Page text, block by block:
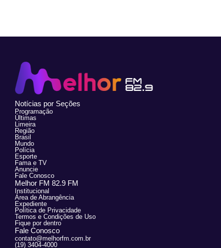
Notícias por Seções
Programação
Últimas
Limeira
Região
Brasil
Mundo
Polícia
Esporte
Fama e TV
Anuncie
Fale Conosco
Melhor FM 82.9 FM
Institucional
Área de Abrangência
Expediente
Política de Privacidade
Termos e Condições de Uso
Fique por dentro
Fale Conosco
contato@melhorfm.com.br
(19) 3404-4000